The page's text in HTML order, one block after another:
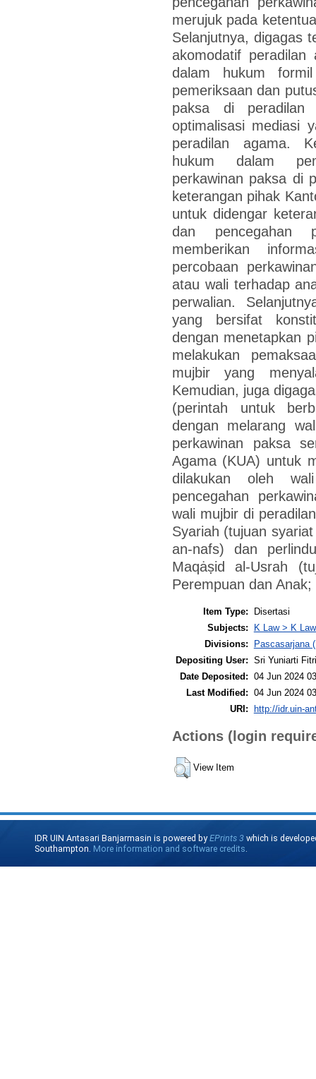
merujuk pada
Selanjutnya, digagas
akomodatif
dalam hukum
pemeriksaan dan
paksa di peradilan
optimalisasi mediasi
peradilan agama.
hukum dalam
perkawinan paksa di
keterangan pihak
untuk didengar
dan pencegahan
memberikan
percobaan
atau wali terhadap
perwalian.
yang bersifat
dengan menetapkan
melakukan
mujbir yang
Kemudian, juga
(perintah untuk
dengan melarang
perkawinan paksa
Agama (KUA) untuk
dilakukan oleh
pencegahan
wali mujbir di
Syariah (tujuan
an-nafs) dan
Maqȧṣid al-Usrah
Perempuan dan
Item Type:
Disertasi
Subjects:
K Law > K
Divisions:
Pascasarjana
Depositing User: Sri Yuniarti
Date Deposited: 04 Jun 2024
Last Modified: 04 Jun 2024
URI: http://idr.uin-
Actions (login
View Item
IDR UIN Antasari Banjarmasin is powered byEPrints 3 which is
Southampton. More information and software credits.